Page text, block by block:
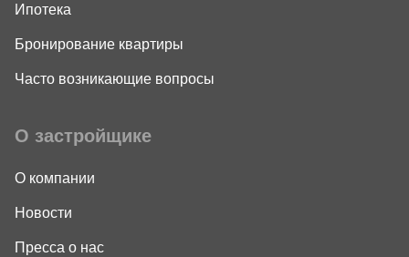
Ипотека
Бронирование квартиры
Часто возникающие вопросы
О застройщике
О компании
Новости
Пресса о нас